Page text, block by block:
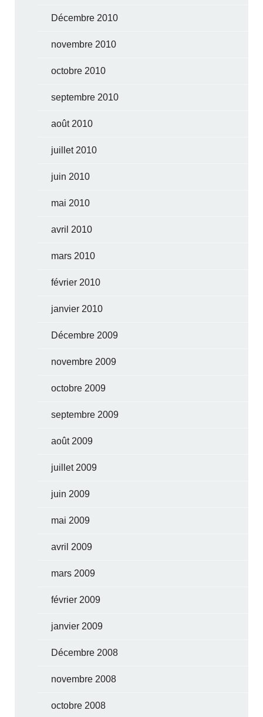
Décembre 2010
novembre 2010
octobre 2010
septembre 2010
août 2010
juillet 2010
juin 2010
mai 2010
avril 2010
mars 2010
février 2010
janvier 2010
Décembre 2009
novembre 2009
octobre 2009
septembre 2009
août 2009
juillet 2009
juin 2009
mai 2009
avril 2009
mars 2009
février 2009
janvier 2009
Décembre 2008
novembre 2008
octobre 2008